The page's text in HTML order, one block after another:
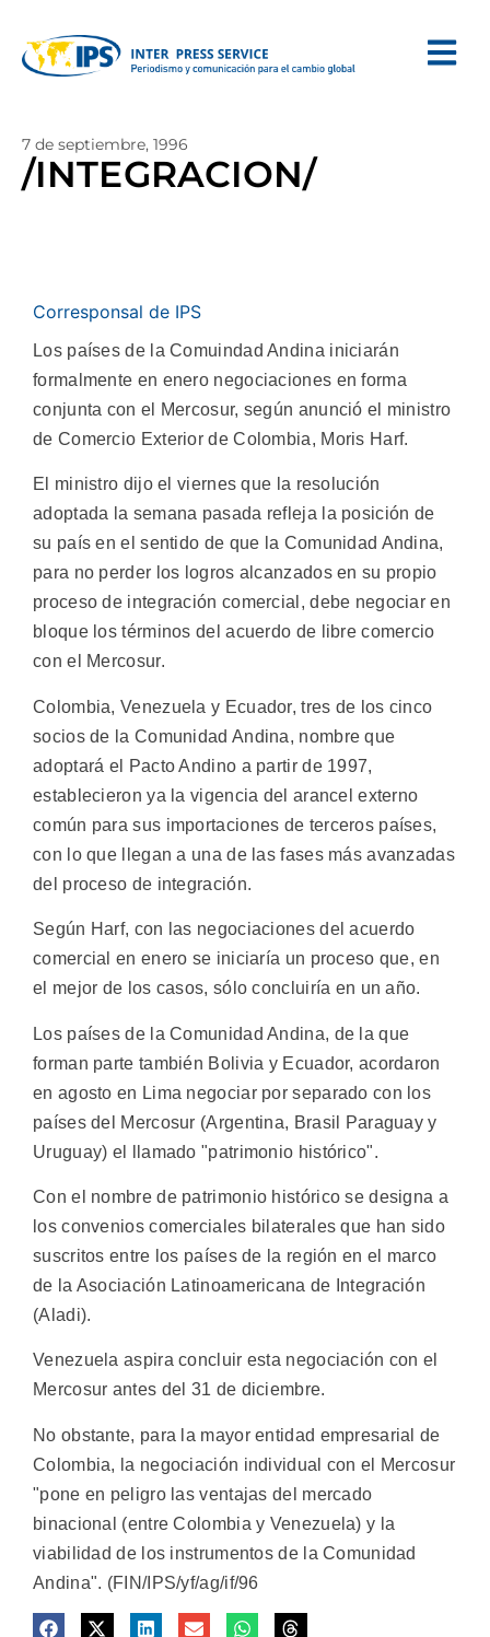
7 de septiembre, 1996
/INTEGRACION/
Corresponsal de IPS
Los países de la Comuindad Andina iniciarán
formalmente en enero negociaciones en forma
conjunta con el Mercosur, según anunció el ministro
de Comercio Exterior de Colombia, Moris Harf.
El ministro dijo el viernes que la resolución
adoptada la semana pasada refleja la posición de
su país en el sentido de que la Comunidad Andina,
para no perder los logros alcanzados en su propio
proceso de integración comercial, debe negociar en
bloque los términos del acuerdo de libre comercio
con el Mercosur.
Colombia, Venezuela y Ecuador, tres de los cinco
socios de la Comunidad Andina, nombre que
adoptará el Pacto Andino a partir de 1997,
establecieron ya la vigencia del arancel externo
común para sus importaciones de terceros países,
con lo que llegan a una de las fases más avanzadas
del proceso de integración.
Según Harf, con las negociaciones del acuerdo
comercial en enero se iniciaría un proceso que, en
el mejor de los casos, sólo concluiría en un año.
Los países de la Comunidad Andina, de la que
forman parte también Bolivia y Ecuador, acordaron
en agosto en Lima negociar por separado con los
países del Mercosur (Argentina, Brasil Paraguay y
Uruguay) el llamado "patrimonio histórico".
Con el nombre de patrimonio histórico se designa a
los convenios comerciales bilaterales que han sido
suscritos entre los países de la región en el marco
de la Asociación Latinoamericana de Integración
(Aladi).
Venezuela aspira concluir esta negociación con el
Mercosur antes del 31 de diciembre.
No obstante, para la mayor entidad empresarial de
Colombia, la negociación individual con el Mercosur
"pone en peligro las ventajas del mercado
binacional (entre Colombia y Venezuela) y la
viabilidad de los instrumentos de la Comunidad
Andina". (FIN/IPS/yf/ag/if/96